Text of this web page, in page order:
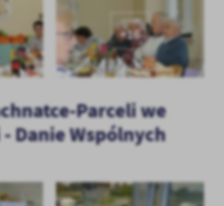
KOLEJNE
+16
Parceli we
Danie Wspólnych